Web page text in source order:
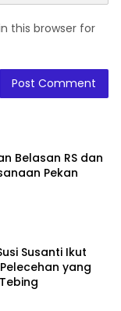
this browser for
Belasan RS dan
Pekan
Susanti Ikut
yang